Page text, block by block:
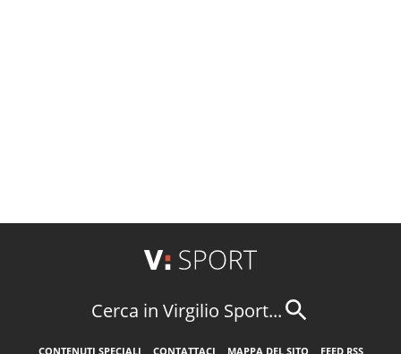
Cerca in Virgilio Sport...
CONTENUTI SPECIALI CONTATTACI MAPPA DEL SITO FEED RSS